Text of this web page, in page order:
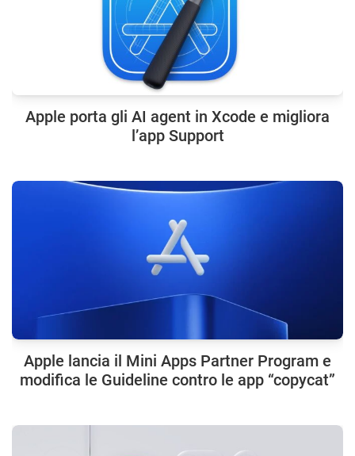
Apple porta gli AI agent in Xcode e migliora
l’app Support
Apple lancia il Mini Apps Partner Program e
modifica le Guideline contro le app “copycat”